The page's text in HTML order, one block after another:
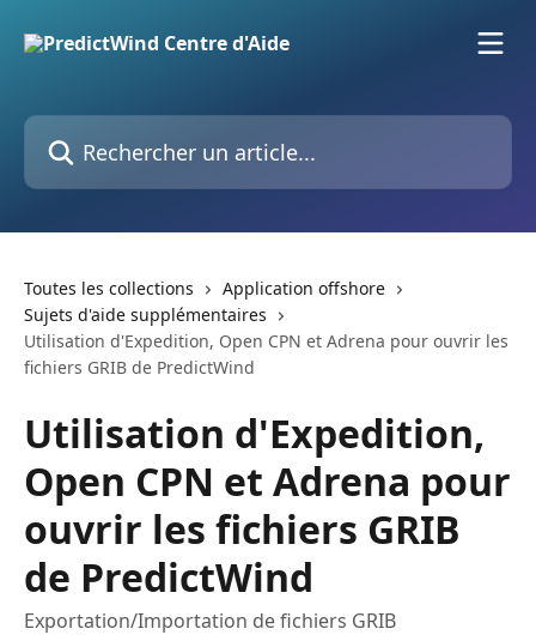
Rechercher un article...
Toutes les collections
Application offshore
Sujets d'aide supplémentaires
Utilisation d'Expedition, Open CPN et Adrena pour ouvrir les
fichiers GRIB de PredictWind
Utilisation d'Expedition,
Open CPN et Adrena pour
ouvrir les fichiers GRIB
de PredictWind
Exportation/Importation de fichiers GRIB